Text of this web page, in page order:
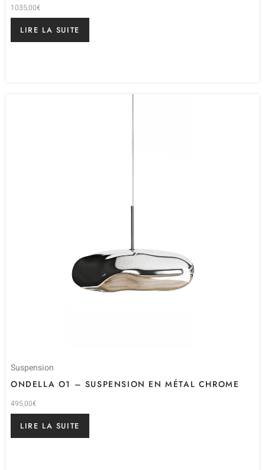
1035,00€
LIRE LA SUITE
Suspension
ONDELLA O1 – SUSPENSION EN MÉTAL CHROME
495,00€
LIRE LA SUITE